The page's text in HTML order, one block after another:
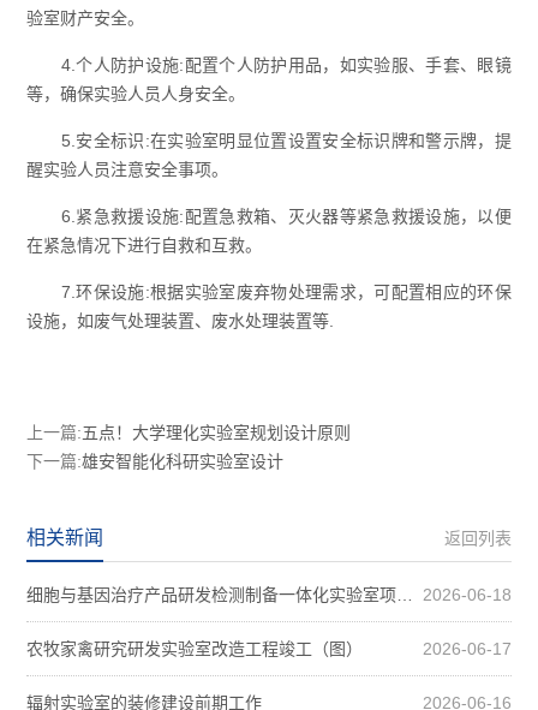
验室财产安全。
4.个人防护设施:配置个人防护用品，如实验服、手套、眼镜
等，确保实验人员人身安全。
5.安全标识:在实验室明显位置设置安全标识牌和警示牌，提
醒实验人员注意安全事项。
6.紧急救援设施:配置急救箱、灭火器等紧急救援设施，以便
在紧急情况下进行自救和互救。
7.环保设施:根据实验室废弃物处理需求，可配置相应的环保
设施，如废气处理装置、废水处理装置等.
上一篇:五点！大学理化实验室规划设计原则
下一篇:雄安智能化科研实验室设计
返回列表
相关新闻
2026-06-18
细胞与基因治疗产品研发检测制备一体化实验室项目装修案例图
2026-06-17
农牧家禽研究研发实验室改造工程竣工（图）
2026-06-16
辐射实验室的装修建设前期工作